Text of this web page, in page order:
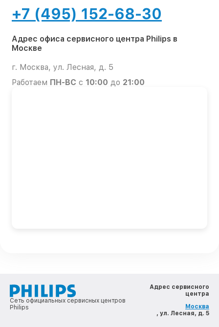
+7 (495) 152-68-30
Адрес офиса сервисного центра Philips в
Москве
г. Москва, ул. Лесная, д. 5
Работаем ПН-ВС с 10:00 до 21:00
Сеть официальных сервисных центров
Philips
Адрес сервисного
центра
Москва
, ул. Лесная, д. 5